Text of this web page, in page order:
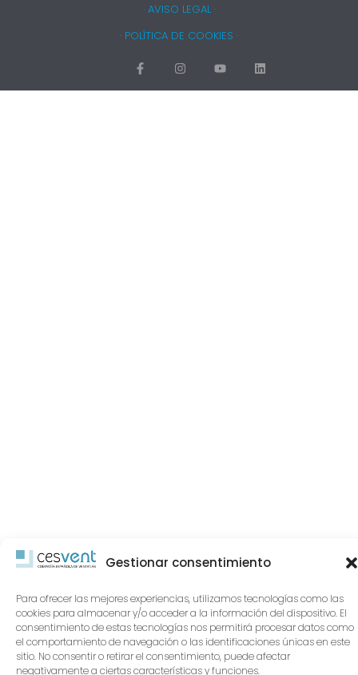
Gestionar consentimiento
Para ofrecer las mejores experiencias, utilizamos tecnologías como las
cookies para almacenar y/o acceder a la información del dispositivo. El
consentimiento de estas tecnologías nos permitirá procesar datos como
el comportamiento de navegación o las identificaciones únicas en este
sitio. No consentir o retirar el consentimiento, puede afectar
negativamente a ciertas características y funciones.
· AVISO LEGAL ·
· POLÍTICA DE COOKIES ·